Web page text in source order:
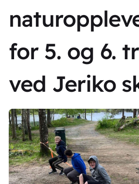
for 5. og 6.
ved Jeriko